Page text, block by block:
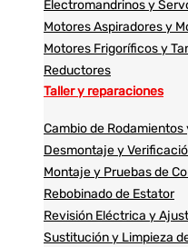
Electromandrinos y
Motores Aspiradores y
Motores Frigoríficos y
Reductores
Taller y reparaciones
Cambio de
Desmontaje y
Montaje y Pruebas de
Rebobinado de Estator
Revisión Eléctrica y
Sustitución y Limpieza